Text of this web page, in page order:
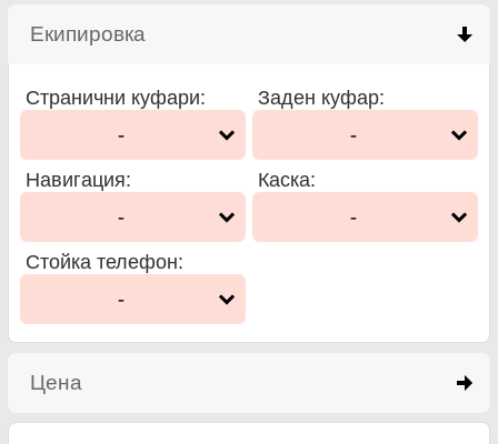
Екипировка
Странични куфари:
-
Заден куфар:
-
Навигация:
-
Каска:
-
Стойка телефон:
-
Цена